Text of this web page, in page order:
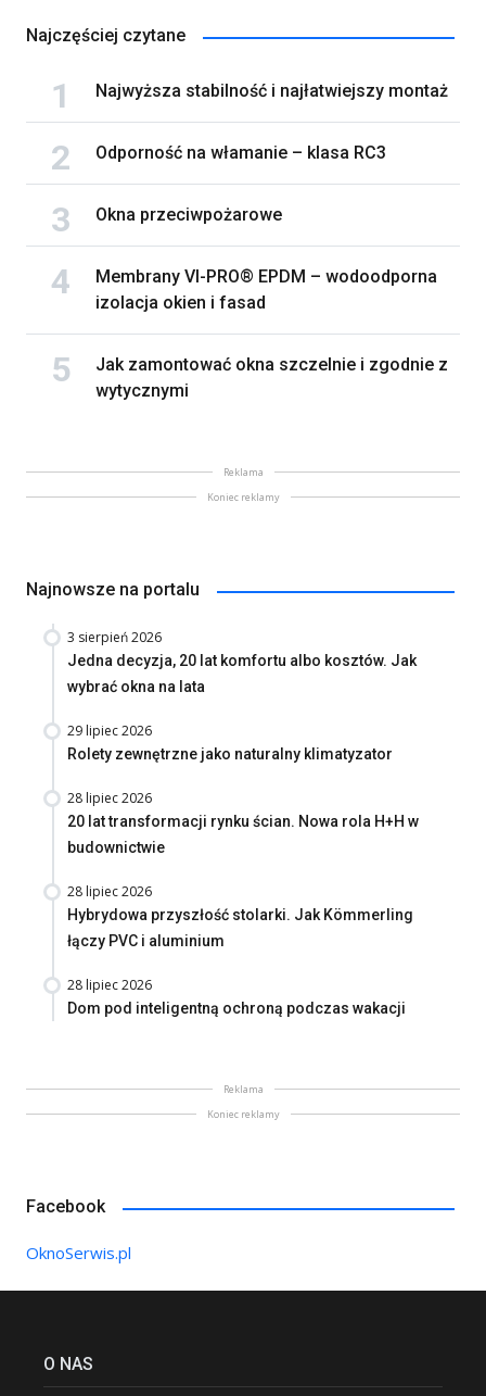
Najczęściej czytane
Najwyższa stabilność i najłatwiejszy montaż
Odporność na włamanie – klasa RC3
Okna przeciwpożarowe
Membrany VI-PRO® EPDM – wodoodporna
izolacja okien i fasad
Jak zamontować okna szczelnie i zgodnie z
wytycznymi
Reklama
Koniec reklamy
Najnowsze na portalu
3 sierpień 2026
Jedna decyzja, 20 lat komfortu albo kosztów. Jak
wybrać okna na lata
29 lipiec 2026
Rolety zewnętrzne jako naturalny klimatyzator
28 lipiec 2026
20 lat transformacji rynku ścian. Nowa rola H+H w
budownictwie
28 lipiec 2026
Hybrydowa przyszłość stolarki. Jak Kömmerling
łączy PVC i aluminium
28 lipiec 2026
Dom pod inteligentną ochroną podczas wakacji
Reklama
Koniec reklamy
Facebook
OknoSerwis.pl
O NAS